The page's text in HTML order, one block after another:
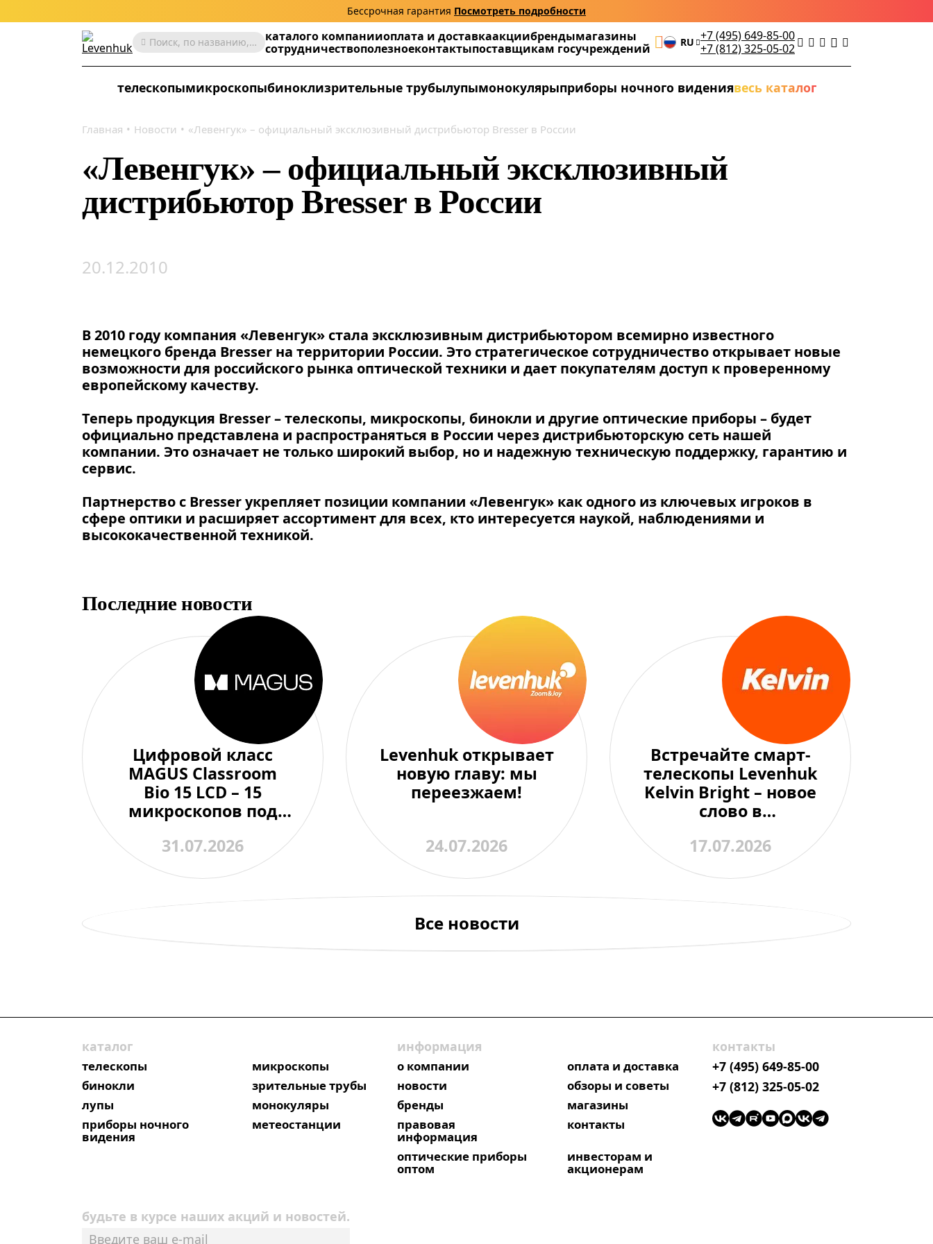
Бессрочная гарантия Посмотреть подробности
Поиск, по названию, артикулу, категории и др. каталого компанииоплата и доставкаакциибрендымагазины
сотрудничествополезноеконтактыпоставщикам госучреждений RU +7 (495) 649-85-00
+7 (812) 325-05-02
телескопымикроскопыбиноклизрительные трубылупымонокулярыприборы ночного видениявесь каталог
Главная Новости «Левенгук» – официальный эксклюзивный дистрибьютор Bresser в России
«Левенгук» – официальный эксклюзивный
дистрибьютор Bresser в России
20.12.2010
В 2010 году компания «Левенгук» стала эксклюзивным дистрибьютором всемирно известного
немецкого бренда Bresser на территории России. Это стратегическое сотрудничество открывает новые
возможности для российского рынка оптической техники и дает покупателям доступ к проверенному
европейскому качеству.
Теперь продукция Bresser – телескопы, микроскопы, бинокли и другие оптические приборы – будет
официально представлена и распространяться в России через дистрибьюторскую сеть нашей
компании. Это означает не только широкий выбор, но и надежную техническую поддержку, гарантию и
сервис.
Партнерство с Bresser укрепляет позиции компании «Левенгук» как одного из ключевых игроков в
сфере оптики и расширяет ассортимент для всех, кто интересуется наукой, наблюдениями и
высококачественной техникой.
Последние новости
Цифровой класс
MAGUS Classroom
Bio 15 LCD – 15
микроскопов под
преподавателя
31.07.2026
Levenhuk открывает
новую главу: мы
переезжаем!
24.07.2026
Встречайте смарт-
телескопы Levenhuk
Kelvin Bright – новое
слово в
астрономии
17.07.2026
Все новости
каталог
телескопы
микроскопы
бинокли
зрительные трубы
лупы
монокуляры
приборы ночного
видения
метеостанции
информация
о компании
оплата и доставка
новости
обзоры и советы
бренды
магазины
правовая
информация
контакты
оптические приборы
оптом
инвесторам и
акционерам
контакты
+7 (495) 649-85-00
+7 (812) 325-05-02
будьте в курсе наших акций и новостей.